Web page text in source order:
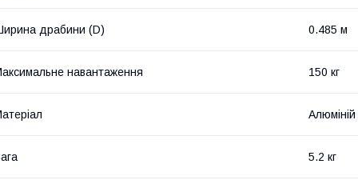
драбини (D) 0.485 м
навантаження 150 кг
Алюміній
5.2 кг